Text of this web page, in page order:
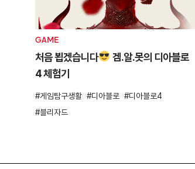
GAME
처음 뵙겠습니다
겜.알.못의 디아블로
4 체험기
게임탐구생활 디아블로
디아블로4
블리자드